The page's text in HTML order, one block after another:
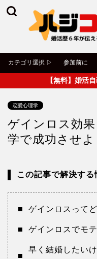
カテゴリ選択 ▷ 参加前に
【無料】婚活
恋愛心理学
ゲインロス効
学で成功させよ
この記事で解決する
ゲインロスって
ゲインロスでモ
早く結婚したい